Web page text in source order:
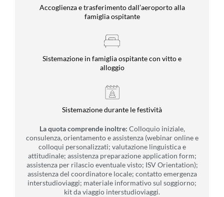
Accoglienza e trasferimento dall’aeroporto alla
famiglia ospitante
Sistemazione in famiglia ospitante con vitto e
alloggio
Sistemazione durante le festività
La quota comprende inoltre: Colloquio iniziale,
consulenza, orientamento e assistenza (webinar online e
colloqui personalizzati; valutazione linguistica e
attitudinale; assistenza preparazione application form;
assistenza per rilascio eventuale visto; ISV Orientation);
assistenza del coordinatore locale; contatto emergenza
interstudioviaggi; materiale informativo sul soggiorno;
kit da viaggio interstudioviaggi.